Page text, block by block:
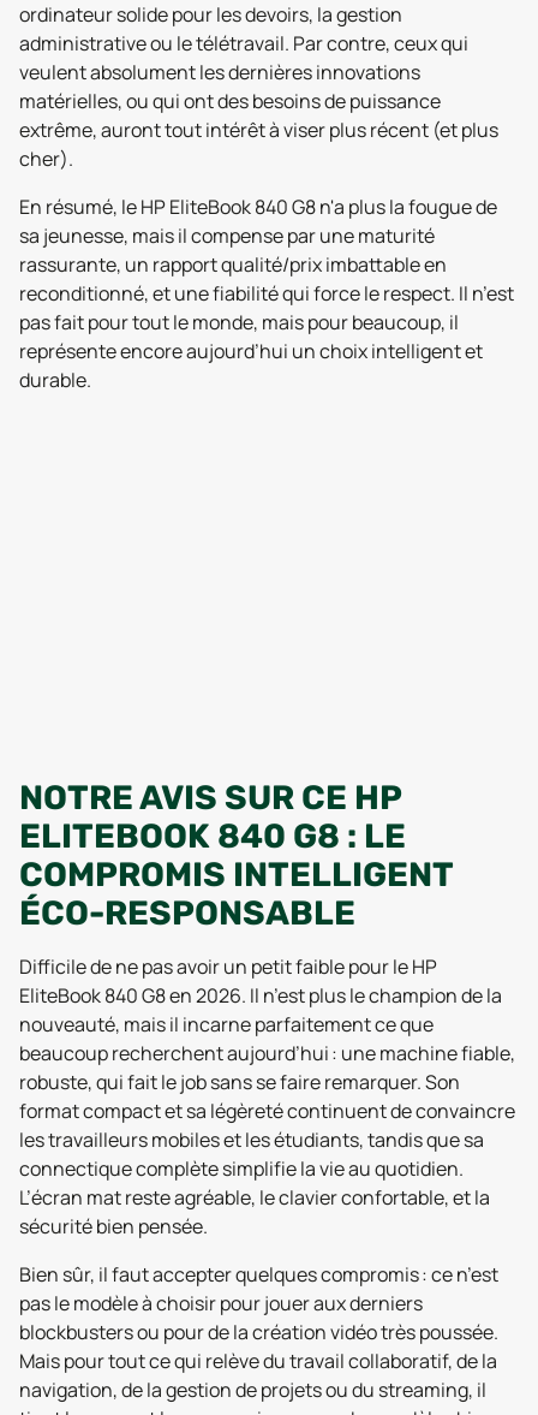
ordinateur solide pour les devoirs, la gestion
administrative ou le télétravail. Par contre, ceux qui
veulent absolument les dernières innovations
matérielles, ou qui ont des besoins de puissance
extrême, auront tout intérêt à viser plus récent (et plus
cher).
En résumé, le HP EliteBook 840 G8 n'a plus la fougue de
sa jeunesse, mais il compense par une maturité
rassurante, un rapport qualité/prix imbattable en
reconditionné, et une fiabilité qui force le respect. Il n’est
pas fait pour tout le monde, mais pour beaucoup, il
représente encore aujourd’hui un choix intelligent et
durable.
NOTRE AVIS SUR CE HP
ELITEBOOK 840 G8 : LE
COMPROMIS INTELLIGENT
ÉCO-RESPONSABLE
Difficile de ne pas avoir un petit faible pour le HP
EliteBook 840 G8 en 2026. Il n’est plus le champion de la
nouveauté, mais il incarne parfaitement ce que
beaucoup recherchent aujourd’hui : une machine fiable,
robuste, qui fait le job sans se faire remarquer. Son
format compact et sa légèreté continuent de convaincre
les travailleurs mobiles et les étudiants, tandis que sa
connectique complète simplifie la vie au quotidien.
L’écran mat reste agréable, le clavier confortable, et la
sécurité bien pensée.
Bien sûr, il faut accepter quelques compromis : ce n’est
pas le modèle à choisir pour jouer aux derniers
blockbusters ou pour de la création vidéo très poussée.
Mais pour tout ce qui relève du travail collaboratif, de la
navigation, de la gestion de projets ou du streaming, il